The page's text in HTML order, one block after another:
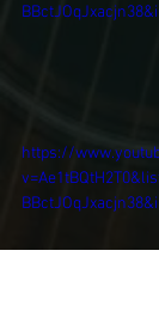
https://